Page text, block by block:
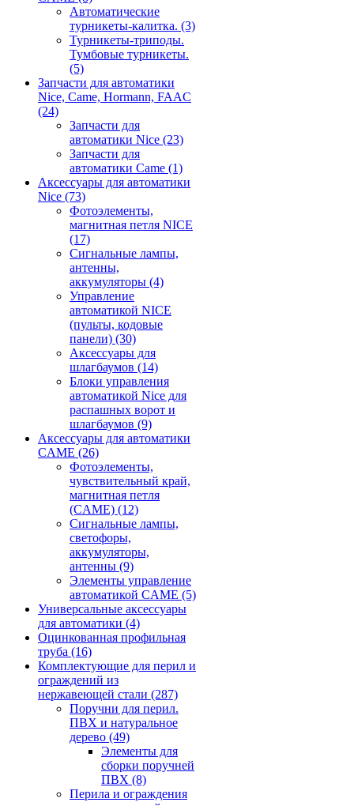
Автоматические
турникеты-калитка. (3)
Турникеты-триподы.
Тумбовые турникеты.
(5)
Запчасти для автоматики
Nice, Came, Hormann, FAAC
(24)
Запчасти для
автоматики Nice (23)
Запчасти для
автоматики Came (1)
Аксессуары для автоматики
Nice (73)
Фотоэлементы,
магнитная петля NICE
(17)
Сигнальные лампы,
антенны,
аккумуляторы (4)
Управление
автоматикой NICE
(пульты, кодовые
панели) (30)
Аксессуары для
шлагбаумов (14)
Блоки управления
автоматикой Nice для
распашных ворот и
шлагбаумов (9)
Аксессуары для автоматики
CAME (26)
Фотоэлементы,
чувствительный край,
магнитная петля
(CAME) (12)
Сигнальные лампы,
светофоры,
аккумуляторы,
антенны (9)
Элементы управление
автоматикой CAME (5)
Универсальные аксессуары
для автоматики (4)
Оцинкованная профильная
труба (16)
Комплектующие для перил и
ограждений из
нержавеющей стали (287)
Поручни для перил.
ПВХ и натуральное
дерево (49)
Элементы для
сборки поручней
ПВХ (8)
Перила и ограждения